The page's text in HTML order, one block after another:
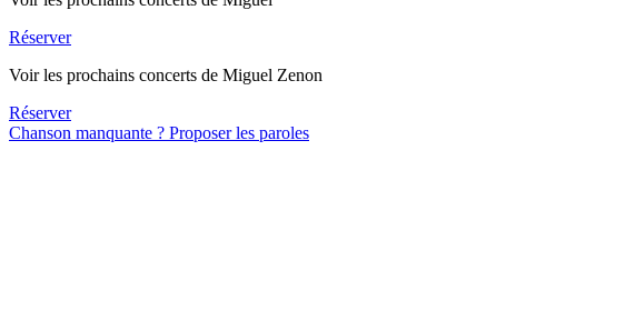
Réserver
Voir les prochains concerts de Miguel Zenon
Réserver
Chanson manquante ? Proposer les paroles